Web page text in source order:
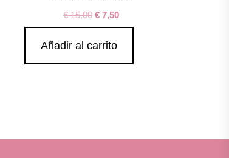
€15,00 €7,50
Añadir al carrito